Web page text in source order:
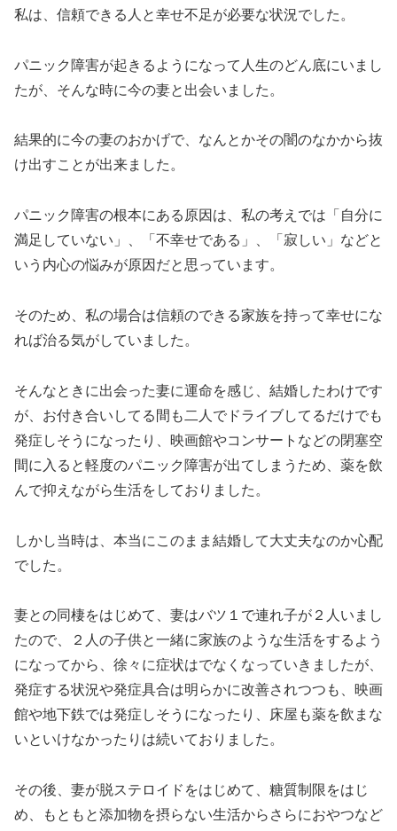
私は、信頼できる人と幸せ不足が必要な状況でした。
パニック障害が起きるようになって人生のどん底にいまし
たが、そんな時に今の妻と出会いました。
結果的に今の妻のおかげで、なんとかその闇のなかから抜
け出すことが出来ました。
パニック障害の根本にある原因は、私の考えでは「自分に
満足していない」、「不幸せである」、「寂しい」などと
いう内心の悩みが原因だと思っています。
そのため、私の場合は信頼のできる家族を持って幸せにな
れば治る気がしていました。
そんなときに出会った妻に運命を感じ、結婚したわけです
が、お付き合いしてる間も二人でドライブしてるだけでも
発症しそうになったり、映画館やコンサートなどの閉塞空
間に入ると軽度のパニック障害が出てしまうため、薬を飲
んで抑えながら生活をしておりました。
しかし当時は、本当にこのまま結婚して大丈夫なのか心配
でした。
妻との同棲をはじめて、妻はバツ１で連れ子が２人いまし
たので、２人の子供と一緒に家族のような生活をするよう
になってから、徐々に症状はでなくなっていきましたが、
発症する状況や発症具合は明らかに改善されつつも、映画
館や地下鉄では発症しそうになったり、床屋も薬を飲まな
いといけなかったりは続いておりました。
その後、妻が脱ステロイドをはじめて、糖質制限をはじ
め、もともと添加物を摂らない生活からさらにおやつなど